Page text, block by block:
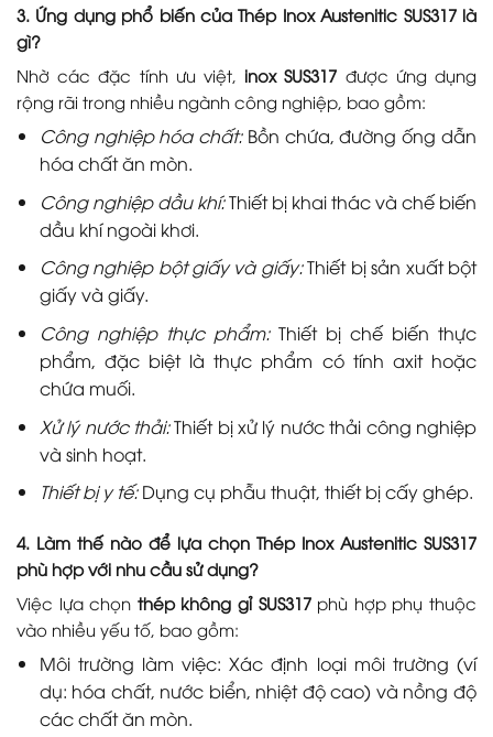
3. Ứng dụng phổ biến của Thép Inox Austenitic SUS317 là
gì?
Nhờ các đặc tính ưu việt, inox SUS317 được ứng dụng
rộng rãi trong nhiều ngành công nghiệp, bao gồm:
Công nghiệp hóa chất:Bồn chứa, đường ống dẫn
hóa chất ăn mòn.
Công nghiệp dầu khí:Thiết bị khai thác và chế biến
dầu khí ngoài khơi.
Công nghiệp bột giấy và giấy:Thiết bị sản xuất bột
giấy và giấy.
Công nghiệp thực phẩm:Thiết bị chế biến thực
phẩm, đặc biệt là thực phẩm có tính axit hoặc
chứa muối.
Xử lý nước thải:Thiết bị xử lý nước thải công nghiệp
và sinh hoạt.
Thiết bị y tế:Dụng cụ phẫu thuật, thiết bị cấy ghép.
4. Làm thế nào để lựa chọn Thép Inox Austenitic SUS317
phù hợp với nhu cầu sử dụng?
Việc lựa chọn thép không gỉ SUS317phù hợp phụ thuộc
vào nhiều yếu tố, bao gồm:
Môi trường làm việc: Xác định loại môi trường (ví
dụ: hóa chất, nước biển, nhiệt độ cao) và nồng độ
các chất ăn mòn.